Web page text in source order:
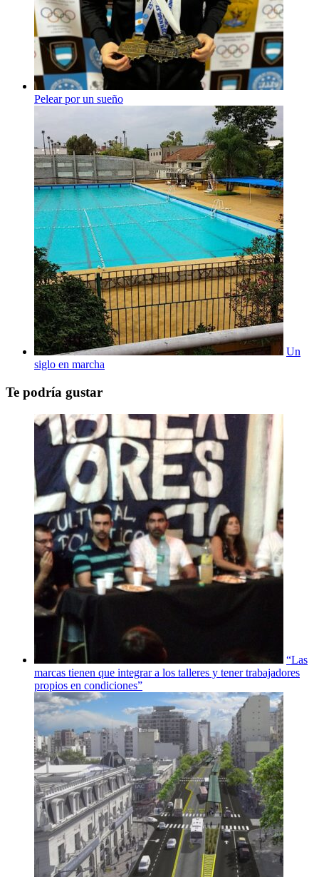
Pelear por un sueño
Un
siglo en marcha
Te podría gustar
“Las
marcas tienen que integrar a los talleres y tener trabajadores
propios en condiciones”